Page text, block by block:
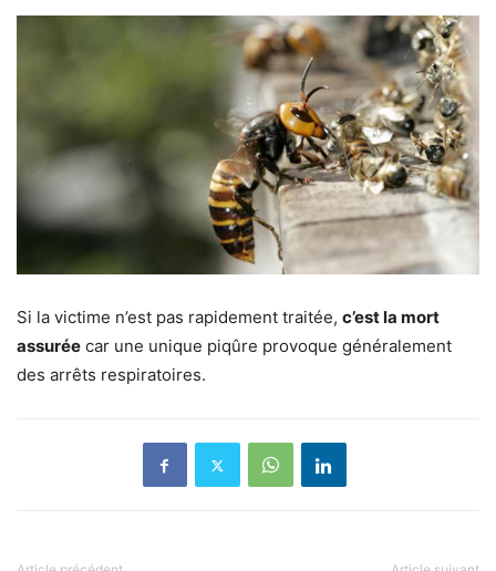
Si la victime n’est pas rapidement traitée, c’est la mort
assurée car une unique piqûre provoque généralement
des arrêts respiratoires.